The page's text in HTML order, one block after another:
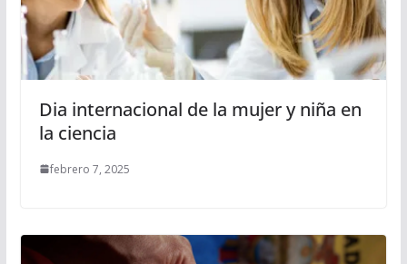
Dia internacional de la mujer y niña en
la ciencia
febrero 7, 2025